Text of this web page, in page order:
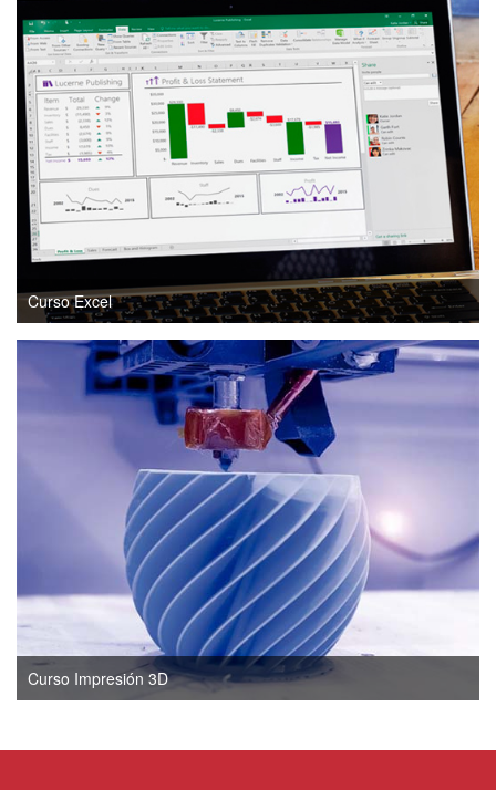
Curso Excel
Curso Impresión 3D